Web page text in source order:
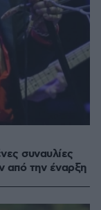
συναυλίες
από την έναρξη